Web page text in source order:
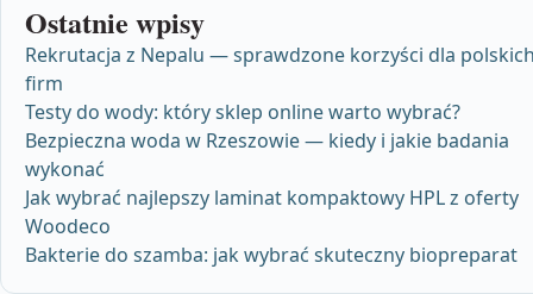
Ostatnie wpisy
Rekrutacja z Nepalu — sprawdzone korzyści dla
firm
Testy do wody: który sklep online warto wybrać?
Bezpieczna woda w Rzeszowie — kiedy i jakie badania
wykonać
Jak wybrać najlepszy laminat kompaktowy HPL z oferty
Woodeco
Bakterie do szamba: jak wybrać skuteczny biopreparat